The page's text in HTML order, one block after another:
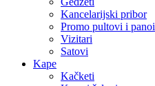
Kancelarijski pribor
Promo pultovi i panoi
Vizitari
Satovi
Kape
Kačketi